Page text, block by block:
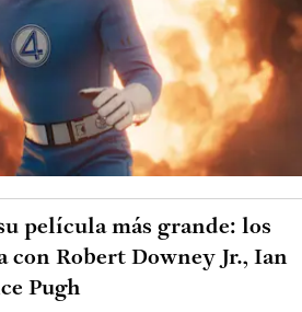
película más grande: los
con Robert Downey Jr., Ian
Pugh